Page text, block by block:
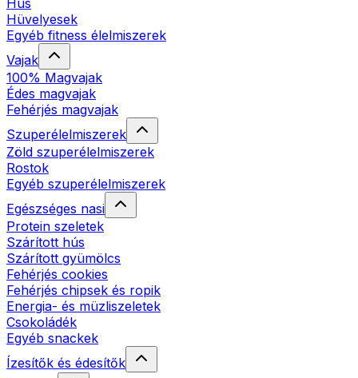
Hús
Hüvelyesek
Egyéb fitness élelmiszerek
Vajak
100% Magvajak
Édes magvajak
Fehérjés magvajak
Szuperélelmiszerek
Zöld szuperélelmiszerek
Rostok
Egyéb szuperélelmiszerek
Egészséges nasi
Protein szeletek
Szárított hús
Szárított gyümölcs
Fehérjés cookies
Fehérjés chipsek és ropik
Energia- és müzliszeletek
Csokoládék
Egyéb snackek
Ízesítők és édesítők